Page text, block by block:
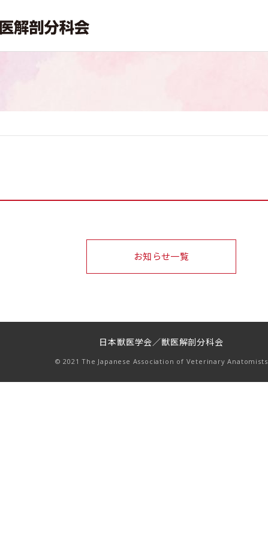
お知らせ一覧
日本獣医学会／獣医解剖分科会
© 2021 The Japanese Association of Veterinary Anatomists